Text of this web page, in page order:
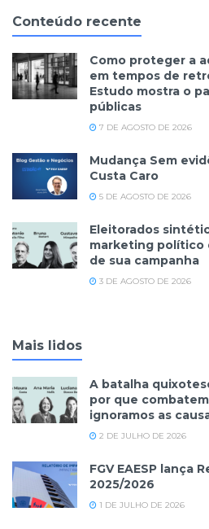
Conteúdo recente
Como proteger a
em tempos de
Estudo mostra o
públicas
7 DE AGOSTO DE 2026
Mudança Sem
Custa Caro
5 DE AGOSTO DE 2026
Eleitorados
marketing político
de sua campanha
3 DE AGOSTO DE 2026
Mais lidos
A batalha
por que
ignoramos as
2 DE JULHO DE 2026
FGV EAESP lança
2025/2026
1 DE JULHO DE 2026